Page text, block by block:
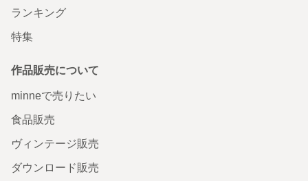
ランキング
特集
作品販売について
minneで売りたい
食品販売
ヴィンテージ販売
ダウンロード販売